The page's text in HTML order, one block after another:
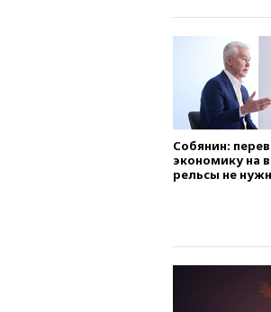
Собянин:
экономику на
рельсы не